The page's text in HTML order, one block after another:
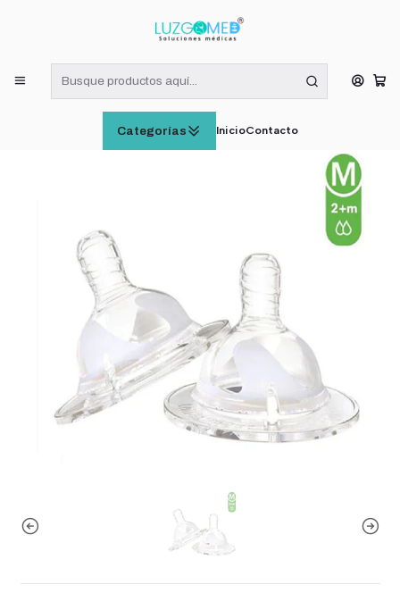
Categorías InicioContacto
¡RECIBE HOY! COMPRAS DE LUNES A VIERNES HASTA LAS 16:00
Inicio
CUIDADO E HIGIENE INFANTIL
Twistshake Tetina Anti-cólico Talla M +2m Set 2 Und